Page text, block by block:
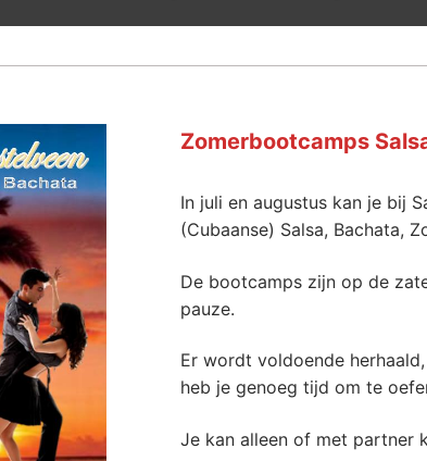
Zomerbootcamps
In juli en augustus kan je bij
(Cubaanse) Salsa, Bachata,
De bootcamps zijn op de
pauze.
Er wordt voldoende
heb je genoeg tijd om te
Je kan alleen of met partner